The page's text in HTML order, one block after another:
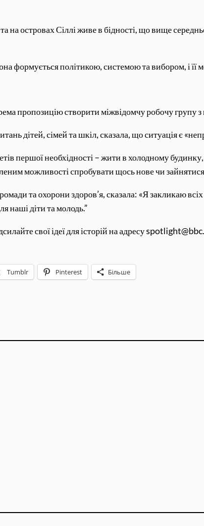
островах Сіллі живе в бідності, що вище
формується політикою, системою та вибором, і її
пропозицію створити міжвідомчу робочу групу з
дітей, сімей та шкіл, сказала, що ситуація є
першої необхідності – жити в холодному
можливості спробувати щось нове чи зайнятися
та охорони здоров’я, сказала: «Я закликаю
наші діти та молодь.”
свої ідеї для історій на адресу
Tumblr Pinterest Більше